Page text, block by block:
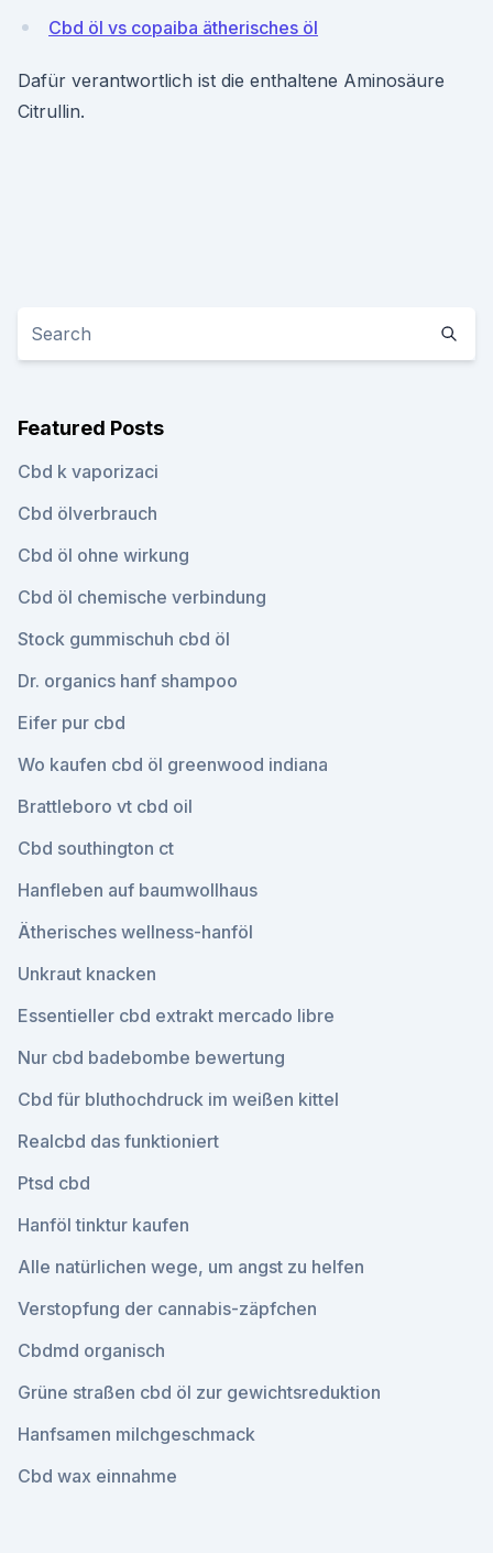
Cbd öl vs copaiba ätherisches öl
Dafür verantwortlich ist die enthaltene Aminosäure
Citrullin.
Featured Posts
Cbd k vaporizaci
Cbd ölverbrauch
Cbd öl ohne wirkung
Cbd öl chemische verbindung
Stock gummischuh cbd öl
Dr. organics hanf shampoo
Eifer pur cbd
Wo kaufen cbd öl greenwood indiana
Brattleboro vt cbd oil
Cbd southington ct
Hanfleben auf baumwollhaus
Ätherisches wellness-hanföl
Unkraut knacken
Essentieller cbd extrakt mercado libre
Nur cbd badebombe bewertung
Cbd für bluthochdruck im weißen kittel
Realcbd das funktioniert
Ptsd cbd
Hanföl tinktur kaufen
Alle natürlichen wege, um angst zu helfen
Verstopfung der cannabis-zäpfchen
Cbdmd organisch
Grüne straßen cbd öl zur gewichtsreduktion
Hanfsamen milchgeschmack
Cbd wax einnahme